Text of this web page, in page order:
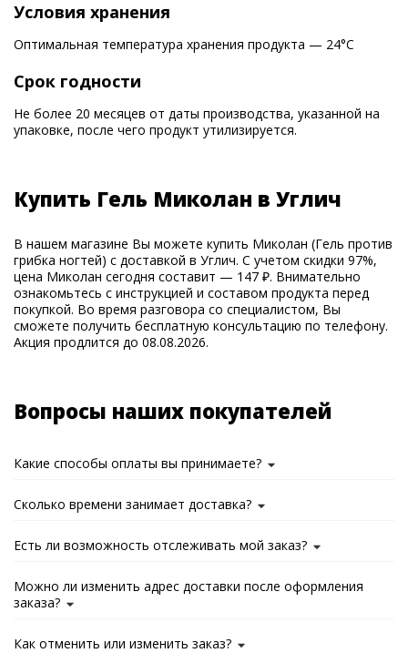
Условия хранения
Оптимальная температура хранения продукта — 24°С
Срок годности
Не более 20 месяцев от даты производства, указанной на
упаковке, после чего продукт утилизируется.
Купить Гель Миколан в Углич
В нашем магазине Вы можете купить Миколан (Гель против
грибка ногтей) с доставкой в Углич. С учетом скидки 97%,
цена Миколан сегодня составит — 147 ₽. Внимательно
ознакомьтесь с инструкцией и составом продукта перед
покупкой. Во время разговора со специалистом, Вы
сможете получить бесплатную консультацию по телефону.
Акция продлится до 08.08.2026.
Вопросы наших покупателей
Какие способы оплаты вы принимаете?
Сколько времени занимает доставка?
Есть ли возможность отслеживать мой заказ?
Можно ли изменить адрес доставки после оформления
заказа?
Как отменить или изменить заказ?